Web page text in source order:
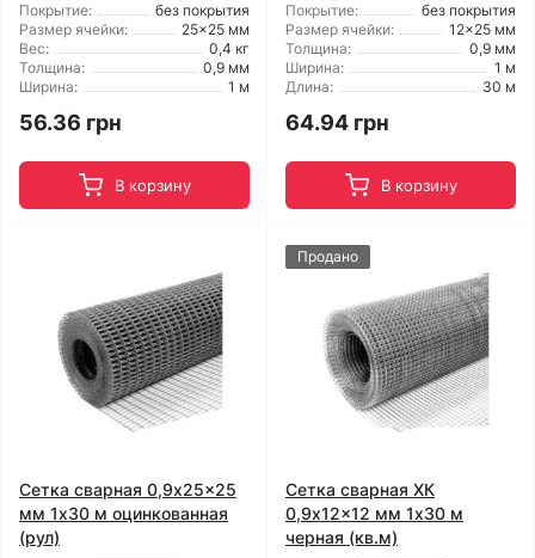
Покрытие:
без покрытия
Размер ячейки:
25x25 мм
Вес:
0,4 кг
Толщина:
0,9 мм
Ширина:
1 м
56.36 грн
В корзину
Покрытие:
без покрытия
Размер ячейки:
12x25 мм
Толщина:
0,9 мм
Ширина:
1 м
Длина:
30 м
64.94 грн
В корзину
Сетка сварная 0,9x25x25
мм 1x30 м оцинкованная
(рул)
Продано
Сетка сварная ХК
0,9x12x12 мм 1x30 м
черная (кв.м)